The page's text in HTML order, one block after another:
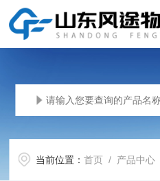
当前位置：首页 / 产品中心